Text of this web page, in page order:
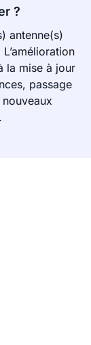
?
antenne(s)
la mise à jour
passage